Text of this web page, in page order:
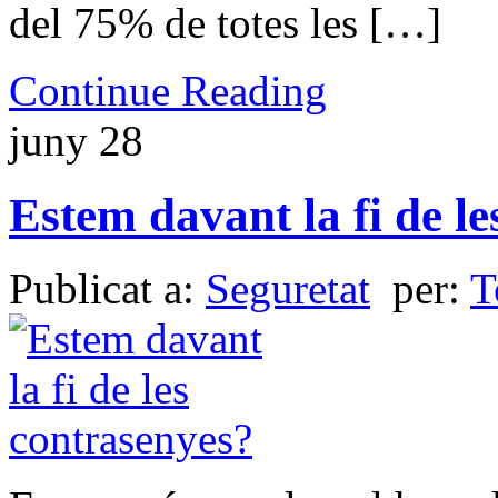
del 75% de totes les […]
Continue Reading
juny 28
Estem davant la fi de
Publicat a: Seguretat per: